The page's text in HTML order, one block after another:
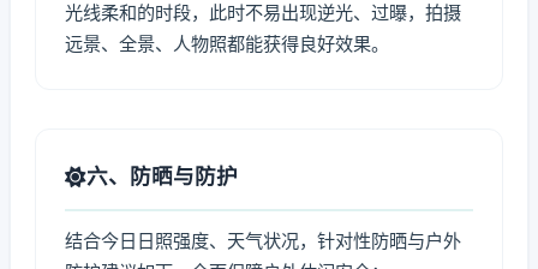
光线柔和的时段，此时不易出现逆光、过曝，拍摄
远景、全景、人物照都能获得良好效果。
六、防晒与防护
结合今日日照强度、天气状况，针对性防晒与户外